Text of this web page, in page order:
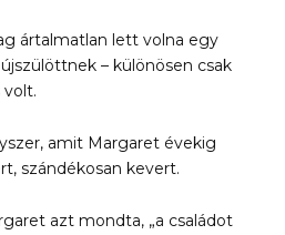
ártalmatlan lett volna egy
– különösen csak
volt.
amit Margaret évekig
szándékosan kevert.
azt mondta, „a családot